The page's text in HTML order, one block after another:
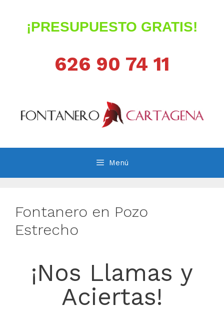
contenido¡PRESUPUESTO GRATIS!
626 90 74 11
Menú
Fontanero en Pozo
Estrecho
¡Nos Llamas y
Aciertas!